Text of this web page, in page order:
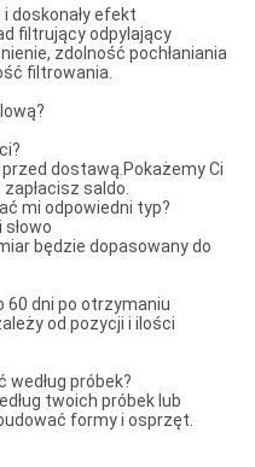
i doskonały efekt
filtrujący odpylający
zdolność pochłaniania
filtrowania.
dostawą.Pokażemy Ci
saldo.
mi odpowiedni typ?
będzie dopasowany do
60 dni po otrzymaniu
od pozycji i ilości
próbek?
twoich próbek lub
formy i osprzęt.